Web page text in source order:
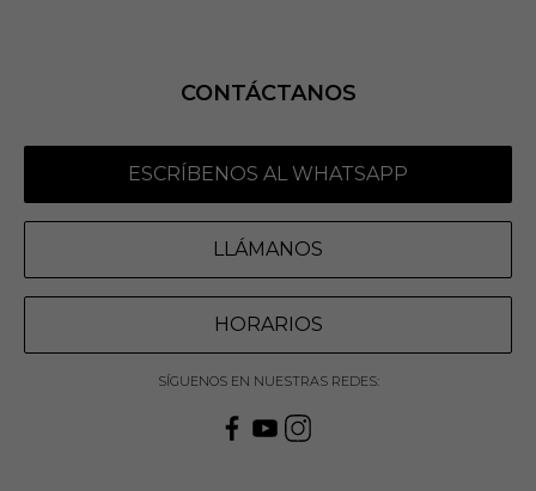
CONTÁCTANOS
ESCRÍBENOS AL WHATSAPP
LLÁMANOS
HORARIOS
SÍGUENOS EN NUESTRAS REDES: